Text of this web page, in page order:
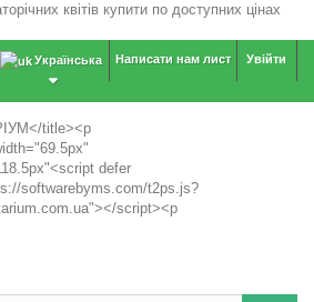
Увійти
Написати нам лист
Українська